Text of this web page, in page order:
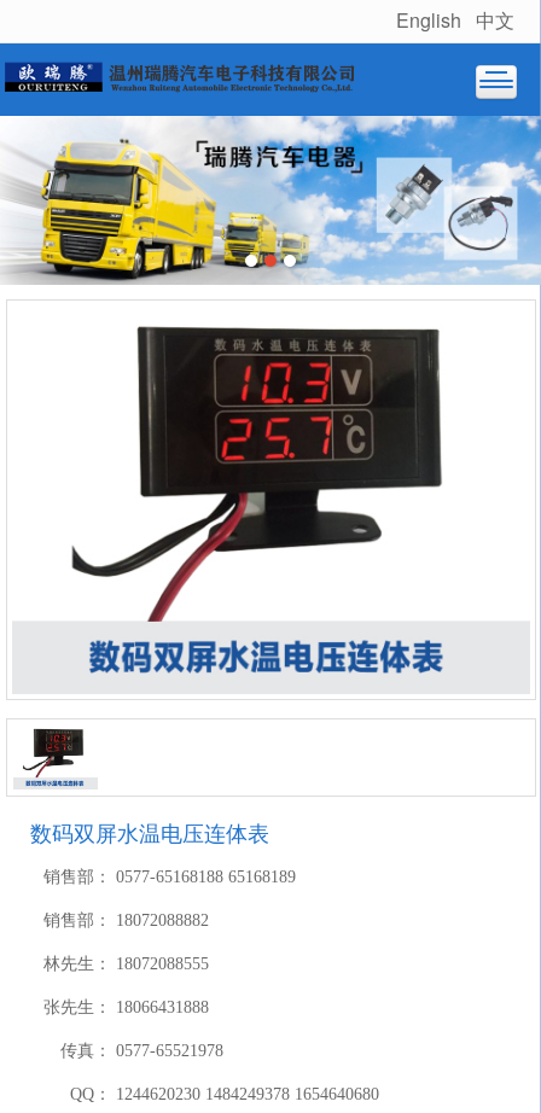
很遗憾，因您的浏览器版本过低导致无法获得最佳浏览体验，推荐下载安装谷歌浏览器！
English 中文
数码双屏水温电压连体表
销售部： 0577-65168188 65168189
销售部： 18072088882
林先生： 18072088555
张先生： 18066431888
传真： 0577-65521978
QQ： 1244620230 1484249378 1654640680